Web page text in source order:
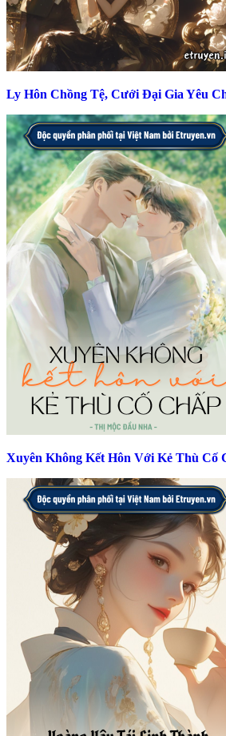
Ly Hôn Chồng Tệ, Cưới Đại Gia Yêu
Xuyên Không Kết Hôn Với Kẻ Thù Cố